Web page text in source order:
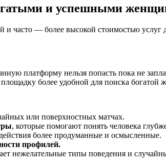
и успешными
и часто — более высокой стоимостью услуг
платформу нельзя попасть пока не
площадку более удобной для поиска
или поверхностных матчах.
, которые помогают понять человека
более продуманные и осмысленные.
профилей.
нежелательные типы поведения и